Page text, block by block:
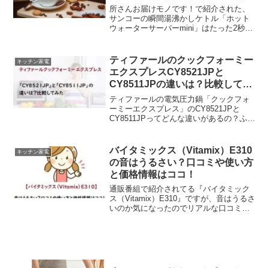
んお届けモノ】
所さんお届けモノです！で紹介された、
サンコーの瞬間湯沸かしケトル「ホット
ウォーターサーバーmini」はたった2秒で
ルな口コミからメリットやデメリット、
販売店、価格、電気代などを徹底調査し
てまとめてみましたので、参考になれば
うれしいです。
キッチン家電
ティファールのクックフォーミー
エクスプレスCY8521JPと
CY8511JPの違いは？比較してみ
た
ティファールの電気圧力鍋「クックフォ
ーミーエクスプレス」のCY8521JPと
CY8511JPってどんな違いがあるの？ふと
いていろいろ調べてまとめてみました！
これからティファールの電気圧力鍋の購
入を考えているという方も、ぜひ参考に
してみてくださいね。
キッチン家電
バイタミックス（Vitamix）E310
の音はうるさい？口コミや使い方
と価格情報はココ！
通販番組で紹介されてる『バイタミック
ス（Vitamix）E310』ですが、音はうるさ
いのか気になったのでリアルな口コミや